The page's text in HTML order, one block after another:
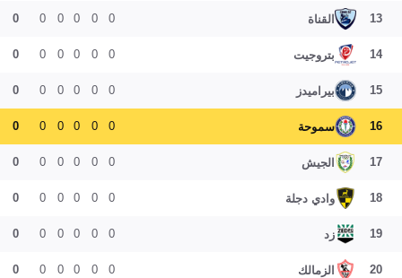
13 القناة 0
0
0
0
0
0
14 بتروجيت 0
0
0
0
0
0
15 بيراميدز 0
0
0
0
0
0
16 سموحة 0
0
0
0
0
0
17 الجيش 0
0
0
0
0
0
18 وادي دجلة 0
0
0
0
0
0
19 زد 0
0
0
0
0
0
20 الزمالك 0
0
0
0
0
0